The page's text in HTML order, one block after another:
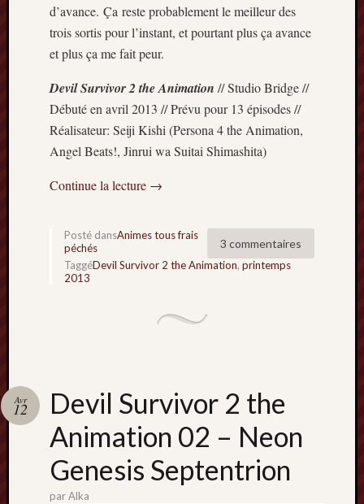
d’avance. Ça reste probablement le meilleur des
trois sortis pour l’instant, et pourtant plus ça avance
et plus ça me fait peur.
Devil Survivor 2 the Animation // Studio Bridge //
Débuté en avril 2013 // Prévu pour 13 épisodes //
Réalisateur: Seiji Kishi (Persona 4 the Animation,
Angel Beats!, Jinrui wa Suitai Shimashita)
Continue la lecture →
3 commentaires
Posté dansAnimes tous frais
péchés
TaggéDevil Survivor 2 the Animation, printemps
2013
Devil Survivor 2 the
Animation 02 – Neon
Genesis Septentrion
Avr
12
parAlka